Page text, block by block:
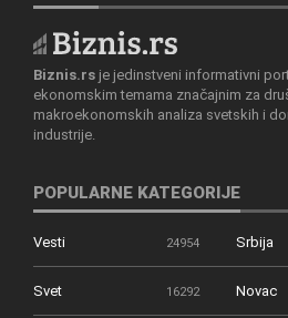
Biznis.rs je jedinstveni informativni
ekonomskim temama značajnim za
makroekonomskih analiza svetskih i
industrije.
POPULARNE KATEGORIJE
Vesti 24954 Srbija
Svet 16292 Novac